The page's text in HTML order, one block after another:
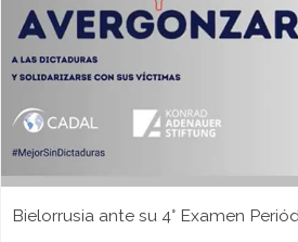
Bielorrusia ante su 4° Examen